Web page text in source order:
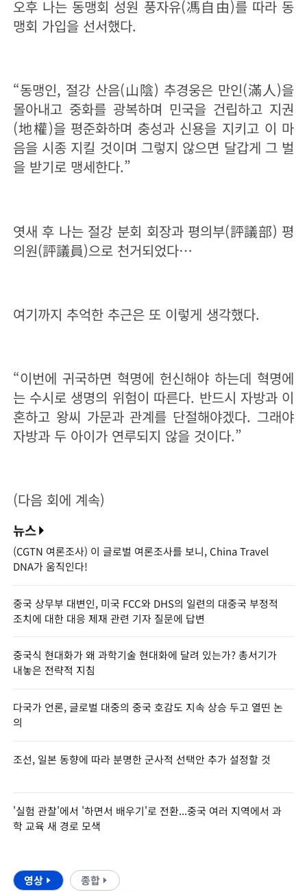
오후 나는 동맹회 성원 풍자유(馮自由)를 따라 동
맹회 가입을 선서했다.
“동맹인, 절강 산음(山陰) 추경웅은 만인(滿人)을
몰아내고 중화를 광복하며 민국을 건립하고 지권
(地權)을 평준화하며 충성과 신용을 지키고 이 마
음을 시종 지킬 것이며 그렇지 않으면 달갑게 그 벌
을 받기로 맹세한다.”
엿새 후 나는 절강 분회 회장과 평의부(評議部) 평
의원(評議員)으로 천거되었다…
여기까지 추억한 추근은 또 이렇게 생각했다.
“이번에 귀국하면 혁명에 헌신해야 하는데 혁명에
는 수시로 생명의 위험이 따른다. 반드시 자방과 이
혼하고 왕씨 가문과 관계를 단절해야겠다. 그래야
자방과 두 아이가 연루되지 않을 것이다.”
(다음 회에 계속)
뉴스
(CGTN 여론조사) 이 글로벌 여론조사를 보니, China Travel
DNA가 움직인다!
중국 상무부 대변인, 미국 FCC와 DHS의 일련의 대중국 부정적
조치에 대한 대응 제재 관련 기자 질문에 답변
중국식 현대화가 왜 과학기술 현대화에 달려 있는가? 총서기가
내놓은 전략적 지침
다국가 언론, 글로벌 대중의 중국 호감도 지속 상승 두고 열띤 논
의
조선, 일본 동향에 따라 분명한 군사적 선택안 추가 설정할 것
'실험 관찰'에서 '하면서 배우기'로 전환...중국 여러 지역에서 과
학 교육 새 경로 모색
영상 종합